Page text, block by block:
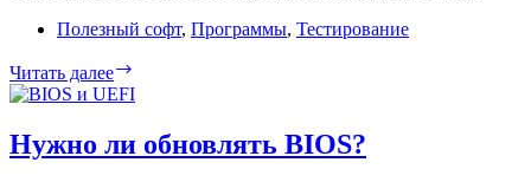
Полезный софт, Программы, Тестирование
Читать далее
протестировать
память
DDR4?
Нужно ли обновлять BIOS?